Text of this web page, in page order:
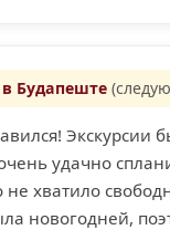
Будапеште
удачно
хватило
новогодней,